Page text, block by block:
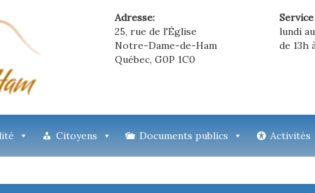
Adresse:
25, rue de l'Église
Notre-Dame-de-Ham
Québec, G0P 1C0
lundi
de 13h
Citoyens Documents publics Activités